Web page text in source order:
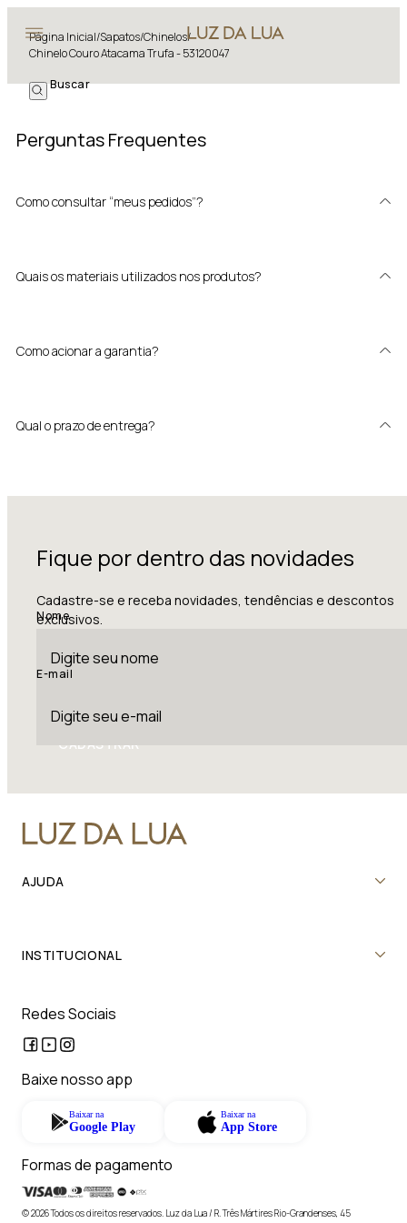
Página Inicial/Sapatos/Chinelos/
Chinelo Couro Atacama Trufa - 53120047
Perguntas Frequentes
Como consultar “meus pedidos”?
Quais os materiais utilizados nos produtos?
Como acionar a garantia?
Qual o prazo de entrega?
Fique por dentro das novidades
Cadastre-se e receba novidades, tendências e descontos
exclusivos.
Nome
E-mail
CADASTRAR
AJUDA
INSTITUCIONAL
Redes Sociais
Baixe nosso app
Baixar na
Google Play
Baixar na
App Store
Formas de pagamento
© 2026 Todos os direitos reservados. Luz da Lua / R. Três Mártires Rio-Grandenses, 45